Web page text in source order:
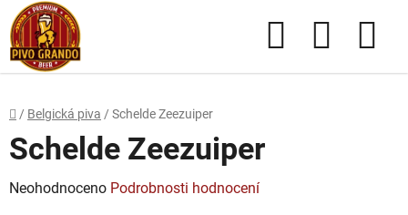
Přejít
na
obsah
Hledat
NÁKUPNÍ
Domů
/ Belgická piva / Schelde Zeezuiper
Schelde Zeezuiper
Průměrné
Neohodnoceno Podrobnosti hodnocení